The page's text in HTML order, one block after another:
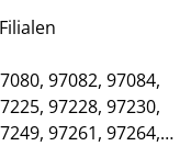
97082, 97084,
97228, 97230,
97261, 97264,